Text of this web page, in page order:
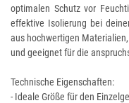
optimalen Schutz vor
effektive Isolierung bei
aus hochwertigen
und geeignet für die
Technische Eigenschaften:
- Ideale Größe für den